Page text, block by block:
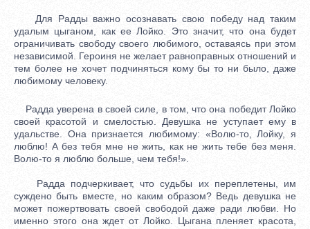
Для Радды важно осознавать свою победу над таким
удалым цыганом, как ее Лойко. Это значит, что она будет
ограничивать свободу своего любимого, оставаясь при этом
независимой. Героиня не желает равноправных отношений и
тем более не хочет подчиняться кому бы то ни было, даже
любимому человеку.
Радда уверена в своей силе, в том, что она победит Лойко
своей красотой и смелостью. Девушка не уступает ему в
удальстве. Она признается любимому: «Волю-то, Лойку, я
люблю! А без тебя мне не жить, как не жить тебе без меня.
Волю-то я люблю больше, чем тебя!».
Радда подчеркивает, что судьбы их переплетены, им
суждено быть вместе, но каким образом? Ведь девушка не
может пожертвовать своей свободой даже ради любви. Но
именно этого она ждет от Лойко. Цыгана пленяет красота,